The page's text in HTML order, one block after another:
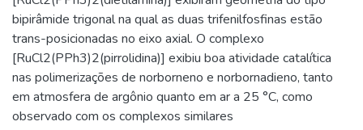
bipirâmide trigonal na qual as duas trifenilfosfinas estão
trans-posicionadas no eixo axial. O complexo
[RuCl2(PPh3)2(pirrolidina)] exibiu boa atividade catalítica
nas polimerizações de norborneno e norbornadieno, tanto
em atmosfera de argônio quanto em ar a 25 °C, como
observado com os complexos similares